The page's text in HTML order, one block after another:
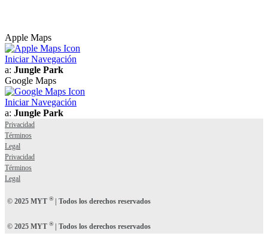
Apple Maps
Iniciar Navegación
a: Jungle Park
Google Maps
Iniciar Navegación
a: Jungle Park
Privacidad
Términos
Legal
Privacidad
Términos
Legal
© 2025 MYT ®| Todos los derechos reservados
© 2025 MYT ®| Todos los derechos reservados